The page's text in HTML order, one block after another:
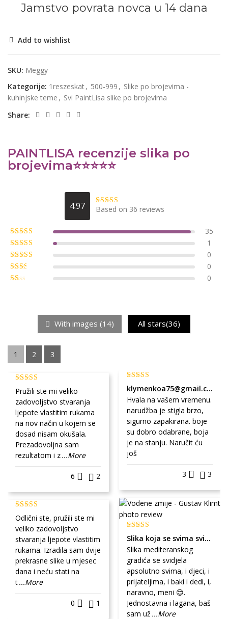
Jamstvo povrata novca u 14 dana
Add to wishlist
SKU: Meggy
Kategorije: 1reszeskat, 500-999 , Slike po brojevima -
kuhinjske teme , Svi PaintLisa slike po brojevima
Share:
PAINTLISA recenzije slika po
brojevima⭐️⭐️⭐️⭐️⭐️
4.97 Based on 36 reviews
35
1
0
0
0
With images (14) All stars(36)
1 2 3
Pružili ste mi veliko
zadovoljstvo stvaranja
ljepote vlastitim rukama
na nov način u kojem se
dosad nisam okušala.
Prezadovoljna sam
rezultatom i z...More
6 2
Odlični ste, pružili ste mi
veliko zadovoljstvo
stvaranja ljepote vlastitim
rukama. Izradila sam dvije
prekrasne slike u mjesec
dana i neću stati na
t...More
0 1
klymenkoa75@gmail.com
Hvala na vašem vremenu.
narudžba je stigla brzo,
sigurno zapakirana. boje
su dobro odabrane, boja
je na stanju. Naručit ću
još
3 3
Slika koja se svima sviđa
Slika mediteranskog
gradića se svidjela
apsolutno svima, i djeci, i
prijateljima, i baki i dedi, i,
naravno, meni 😊.
Jednostavna i lagana, baš
sam už ...More